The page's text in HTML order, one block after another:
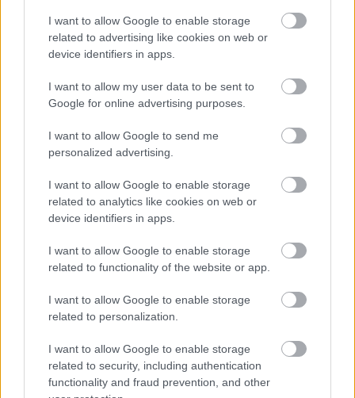
I want to allow Google to enable storage
related to advertising like cookies on web or
device identifiers in apps.
I want to allow my user data to be sent to
Google for online advertising purposes.
I want to allow Google to send me
personalized advertising.
I want to allow Google to enable storage
related to analytics like cookies on web or
device identifiers in apps.
I want to allow Google to enable storage
related to functionality of the website or app.
I want to allow Google to enable storage
related to personalization.
I want to allow Google to enable storage
related to security, including authentication
functionality and fraud prevention, and other
γοητευτική διακόσμηση, η καλλιτεχνική ατμόσφαιρα
διαμονή. Οι επισκέπτες μπορούν να χαλαρώσουν
στο ήσυχο αίθριο, να δοκιμάσουν νόστιμο φαγητό ή